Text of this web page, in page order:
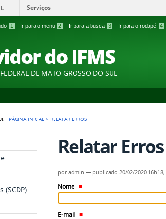
1 Ir para o menu 2 Ir para a busca 3 Ir para o rodapé 4
Serviços
do IFMS
DE MATO GROSSO DO SUL
PÁGINA INICIAL > RELATAR ERROS
(SCDP)
Relatar Erros
poradmin — publicado 20/02/2020 16h18,
Nome
E-mail